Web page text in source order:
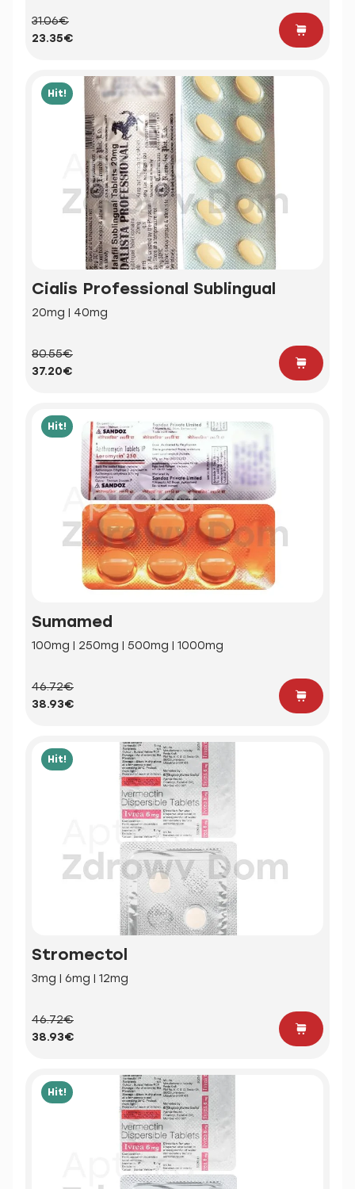
31.06€
23.35€
Hit!
Cialis Professional Sublingual
20mg | 40mg
80.55€
37.20€
Hit!
Sumamed
100mg | 250mg | 500mg | 1000mg
46.72€
38.93€
Hit!
Stromectol
3mg | 6mg | 12mg
46.72€
38.93€
Hit!